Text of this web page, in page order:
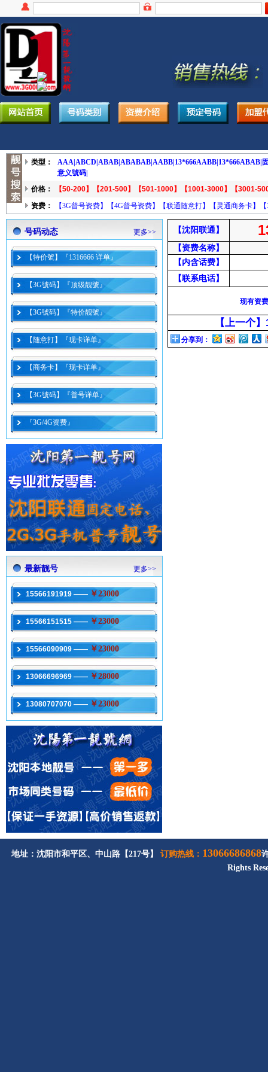
类型： AAA| ABCD| ABAB| ABABAB| AABB| 13*666AABB| 13*666ABAB|
意义號码|
价格：
【50-200】 【201-500】 【501-1000】 【1001-3000】
【3001-
资费：
【3G普号资费】 【4G普号资费】 【联通随意打】 【灵通商务卡】
号码动态 更多>>
【特价號】『1316666 详单』
【3G號码】『顶级靓號』
【3G號码】『特价靓號』
【随意打】『现卡详单』
【商务卡】『现卡详单』
【3G號码】『普号详单』
『3G/4G资费』
最新靓号 更多>>
15566191919 —— ￥23000
15566151515 —— ￥23000
15566090909 —— ￥23000
13066696969 —— ￥28000
13080707070 —— ￥23000
【沈阳联通】
【资费名称】
【内含话费】
【联系电话】
现有资
【上一个】
分享到：
地址：沈阳市和平区、中山路【217号】 订购热线： 13066686868
Rights